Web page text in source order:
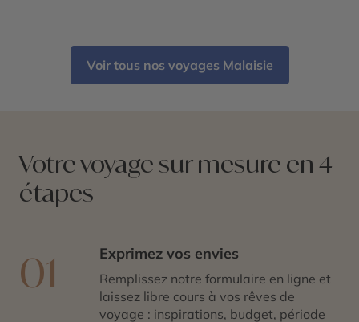
Voir tous nos voyages Malaisie
Votre voyage sur mesure en 4
étapes
01 Exprimez vos envies
Remplissez notre formulaire en ligne et
laissez libre cours à vos rêves de
voyage : inspirations, budget, période